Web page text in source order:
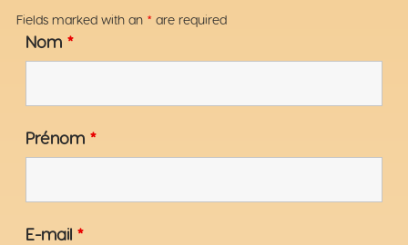
Fields marked with an *are required
Nom *
Prénom *
E-mail *